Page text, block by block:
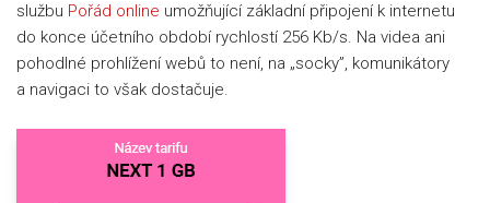
službu Pořád online umožňující základní připojení k internetu
do konce účetního období rychlostí 256 Kb/s. Na videa ani
pohodlné prohlížení webů to není, na „socky”, komunikátory
a navigaci to však dostačuje.